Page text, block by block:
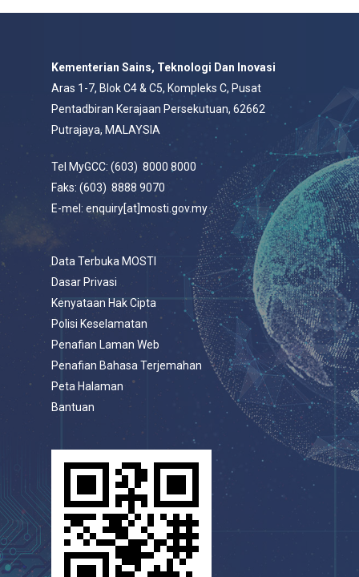
Kementerian Sains, Teknologi Dan Inovasi
Aras 1-7, Blok C4 & C5, Kompleks C, Pusat
Pentadbiran Kerajaan Persekutuan, 62662
Putrajaya, MALAYSIA
Tel MyGCC: (603) 8000 8000
Faks: (603) 8888 9070
E-mel: enquiry[at]mosti.gov.my
Data Terbuka MOSTI
Dasar Privasi
Kenyataan Hak Cipta
Polisi Keselamatan
Penafian Laman Web
Penafian Bahasa Terjemahan
Peta Halaman
Bantuan